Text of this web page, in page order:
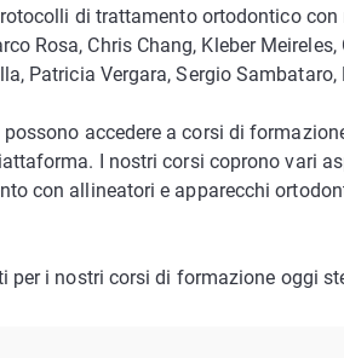
di trattamento ortodontico
Rosa, Chris Chang, Kleber
Patricia Vergara, Sergio Sambataro,
possono accedere a corsi di
I nostri corsi coprono vari
con allineatori e apparecchi
per i nostri corsi di formazione oggi